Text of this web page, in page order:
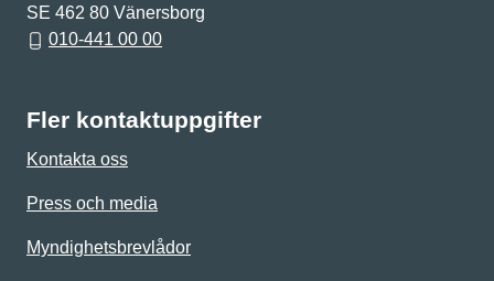
SE 462 80 Vänersborg
010-441 00 00
Fler kontaktuppgifter
Kontakta oss
Press och media
Myndighetsbrevlådor